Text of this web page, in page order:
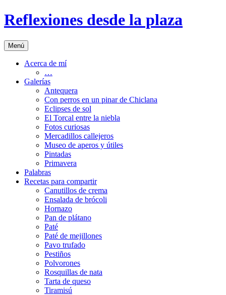
Saltar
al
Reflexiones desde la plaza
Menú
Acerca de mí
…
Galerías
Antequera
Con perros en un pinar de Chiclana
Eclipses de sol
El Torcal entre la niebla
Fotos curiosas
Mercadillos callejeros
Museo de aperos y útiles
Pintadas
Primavera
Palabras
Recetas para compartir
Canutillos de crema
Ensalada de brócoli
Hornazo
Pan de plátano
Paté
Paté de mejillones
Pavo trufado
Pestiños
Polvorones
Rosquillas de nata
Tarta de queso
Tiramisú